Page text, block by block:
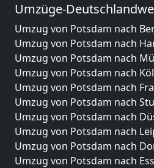
Umzüge-
Umzug von Potsdam nach
Umzug von Potsdam nach
Umzug von Potsdam nach
Umzug von Potsdam nach
Umzug von Potsdam nach
Umzug von Potsdam nach
Umzug von Potsdam nach
Umzug von Potsdam nach
Umzug von Potsdam nach
Umzug von Potsdam nach